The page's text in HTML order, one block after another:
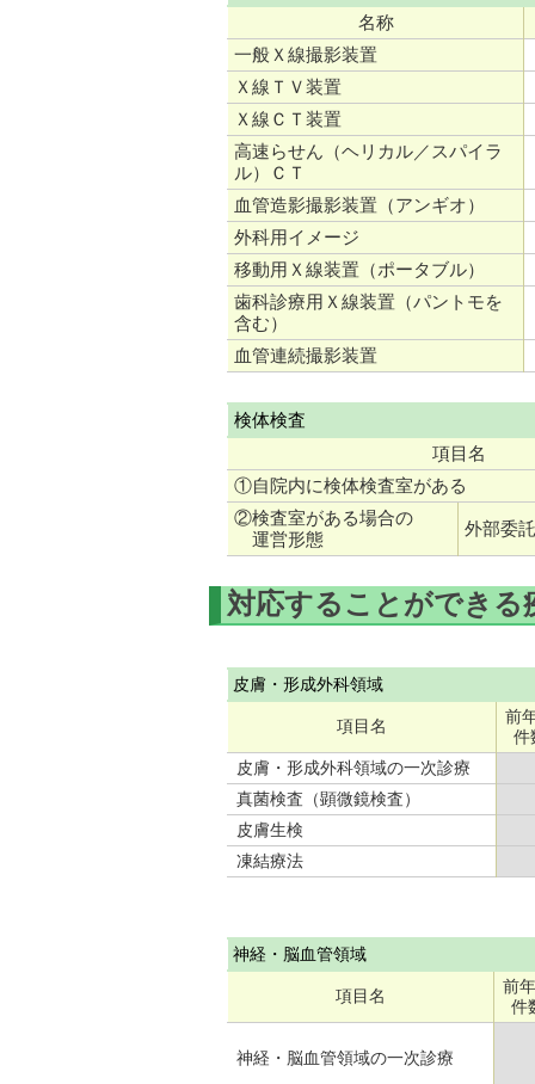
名称
一般Ｘ線撮影装置
Ｘ線ＴＶ装置
Ｘ線ＣＴ装置
高速らせん（ヘリカル／スパイラ
ル）ＣＴ
血管造影撮影装置（アンギオ）
外科用イメージ
移動用Ｘ線装置（ポータブル）
歯科診療用Ｘ線装置（パントモを
含む）
血管連続撮影装置
検体検査
項目名
①自院内に検体検査室がある
②検査室がある場合の
運営形態
外部委
対応することができる
皮膚・形成外科領域
項目名
前
件
皮膚・形成外科領域の一次診療
真菌検査（顕微鏡検査）
皮膚生検
凍結療法
神経・脳血管領域
項目名
前
件
神経・脳血管領域の一次診療